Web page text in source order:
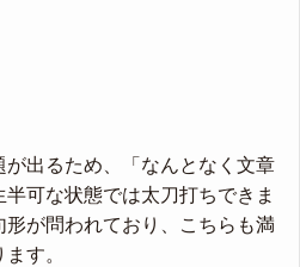
出るため、「なんとなく文章
可な状態では太刀打ちできま
が問われており、こちらも満
す。